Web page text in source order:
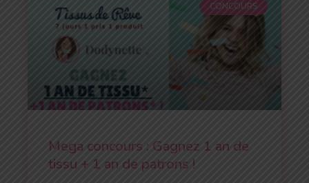
CONCOURS
Mega concours : Gagnez 1 an de
tissu + 1 an de patrons !